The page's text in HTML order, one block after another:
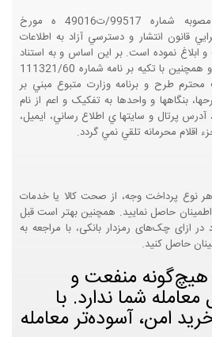
هيئت محترم دولت طي مصوبه شماره 99517/ت49016 ه مورخ
اجرايي قانون انتشار و دسترسي آزاد به اطلاعات
را تصويب و ابلاغ نموده است. بر اين اساس و به استناد
مواد 5 و 9 آيين نامه اجرايي و همچنين با تکيه بر نامه شماره 111321/60
1394 معاونت محترم طرح و برنامه وزارت متبوع مبني بر
بنگاهها و واحدها به تفکيک و اعم از نام
پرتال و سايتها ي اطلاع رساني، ايميل،
محرمانه تلقي نمي گردد.
هر نوع پرداخت وجه، از صحت کالا یا خدمات
حاصل نمایید. همچنین بهتر است قبل
ازای چک‌های رمزدار بانکی، با مراجعه به
حاصل کنید.
هیچ‌گونه منفعت و
شما ندارد. با
امن، آسوده‌تر معامله